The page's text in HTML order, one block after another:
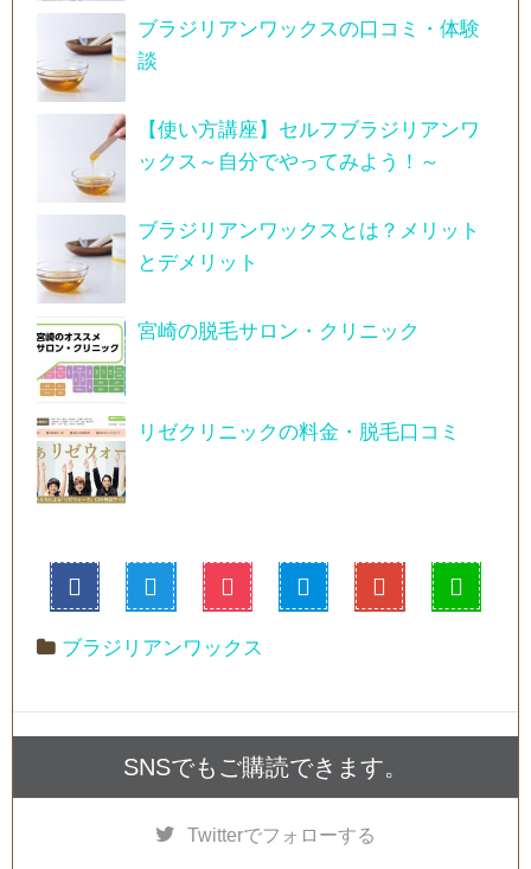
ブラジリアンワックスの口コミ・体験
談
【使い方講座】セルフブラジリアンワ
ックス～自分でやってみよう！～
ブラジリアンワックスとは？メリット
とデメリット
宮崎の脱毛サロン・クリニック
リゼクリニックの料金・脱毛口コミ
ブラジリアンワックス
SNSでもご購読できます。
Twitterでフォローする